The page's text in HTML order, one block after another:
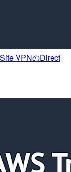
VPNのDirect